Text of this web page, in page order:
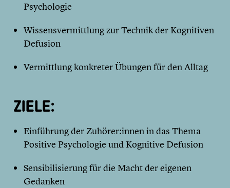
Psychologie
Wissensvermittlung zur Technik der Kognitiven
Defusion
Vermittlung konkreter Übungen für den Alltag
ZIELE:
Einführung der Zuhörer:innen in das Thema
Positive Psychologie und Kognitive Defusion
Sensibilisierung für die Macht der eigenen
Gedanken